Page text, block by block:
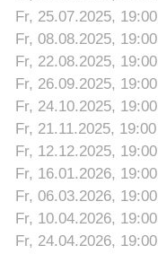
Fr, 25.07.2025, 19:00
Fr, 08.08.2025, 19:00
Fr, 22.08.2025, 19:00
Fr, 26.09.2025, 19:00
Fr, 24.10.2025, 19:00
Fr, 21.11.2025, 19:00
Fr, 12.12.2025, 19:00
Fr, 16.01.2026, 19:00
Fr, 06.03.2026, 19:00
Fr, 10.04.2026, 19:00
Fr, 24.04.2026, 19:00